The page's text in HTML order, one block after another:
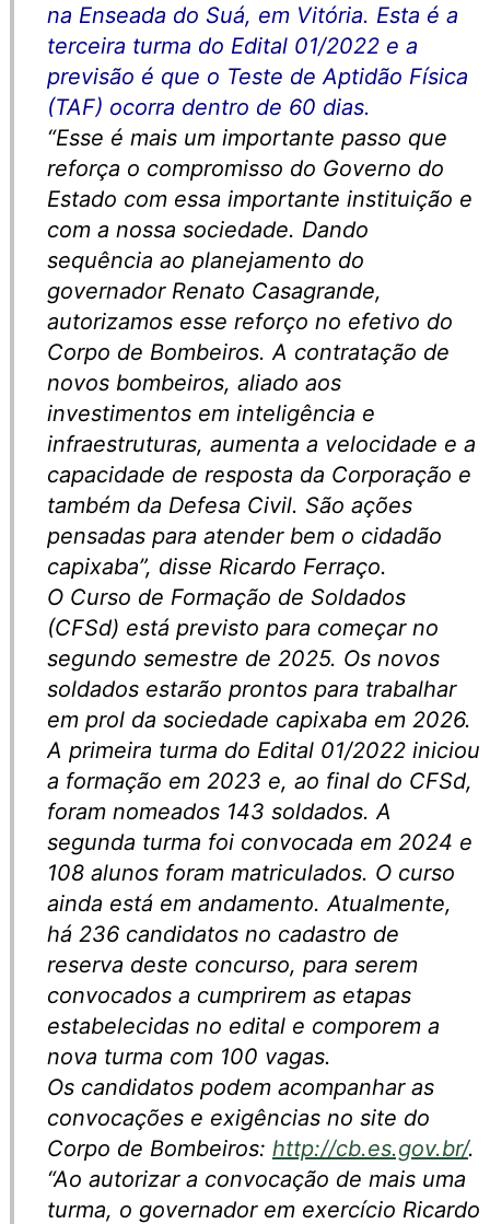
na Enseada do Suá, em Vitória. Esta é a
terceira turma do Edital 01/2022 e a
previsão é que o Teste de Aptidão Física
(TAF) ocorra dentro de 60 dias.
“Esse é mais um importante passo que
reforça o compromisso do Governo do
Estado com essa importante instituição e
com a nossa sociedade. Dando
sequência ao planejamento do
governador Renato Casagrande,
autorizamos esse reforço no efetivo do
Corpo de Bombeiros. A contratação de
novos bombeiros, aliado aos
investimentos em inteligência e
infraestruturas, aumenta a velocidade e a
capacidade de resposta da Corporação e
também da Defesa Civil. São ações
pensadas para atender bem o cidadão
capixaba”, disse Ricardo Ferraço.
O Curso de Formação de Soldados
(CFSd) está previsto para começar no
segundo semestre de 2025. Os novos
soldados estarão prontos para trabalhar
em prol da sociedade capixaba em 2026.
A primeira turma do Edital 01/2022 iniciou
a formação em 2023 e, ao final do CFSd,
foram nomeados 143 soldados. A
segunda turma foi convocada em 2024 e
108 alunos foram matriculados. O curso
ainda está em andamento. Atualmente,
há 236 candidatos no cadastro de
reserva deste concurso, para serem
convocados a cumprirem as etapas
estabelecidas no edital e comporem a
nova turma com 100 vagas.
Os candidatos podem acompanhar as
convocações e exigências no site do
Corpo de Bombeiros: http://cb.es.gov.br/.
“Ao autorizar a convocação de mais uma
turma, o governador em exercício Ricardo